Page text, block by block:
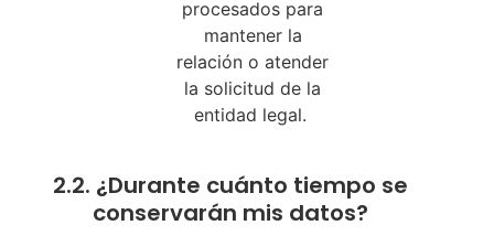
procesados para
mantener la
relación o atender
la solicitud de la
entidad legal.
2.2. ¿Durante cuánto tiempo se
conservarán mis datos?